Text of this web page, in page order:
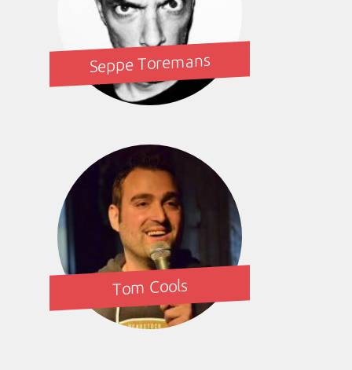
Seppe Toremans
Tom Cools